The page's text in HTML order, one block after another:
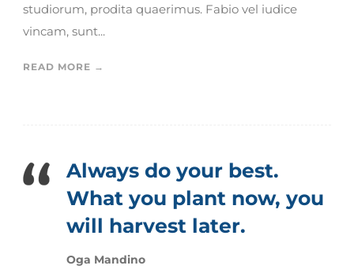
studiorum, prodita quaerimus. Fabio vel iudice
vincam, sunt...
READ MORE →
Always do your best.
What you plant now, you
will harvest later.
Oga Mandino